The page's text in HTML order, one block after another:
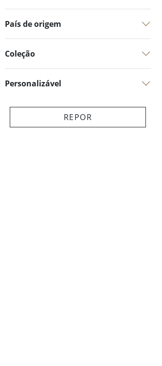
País de origem
Coleção
Personalizável